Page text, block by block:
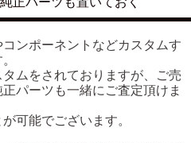
ンポーネントなどカスタムす
ムをされておりますが、ご売
パーツも一緒にご査定頂けま
可能でございます。